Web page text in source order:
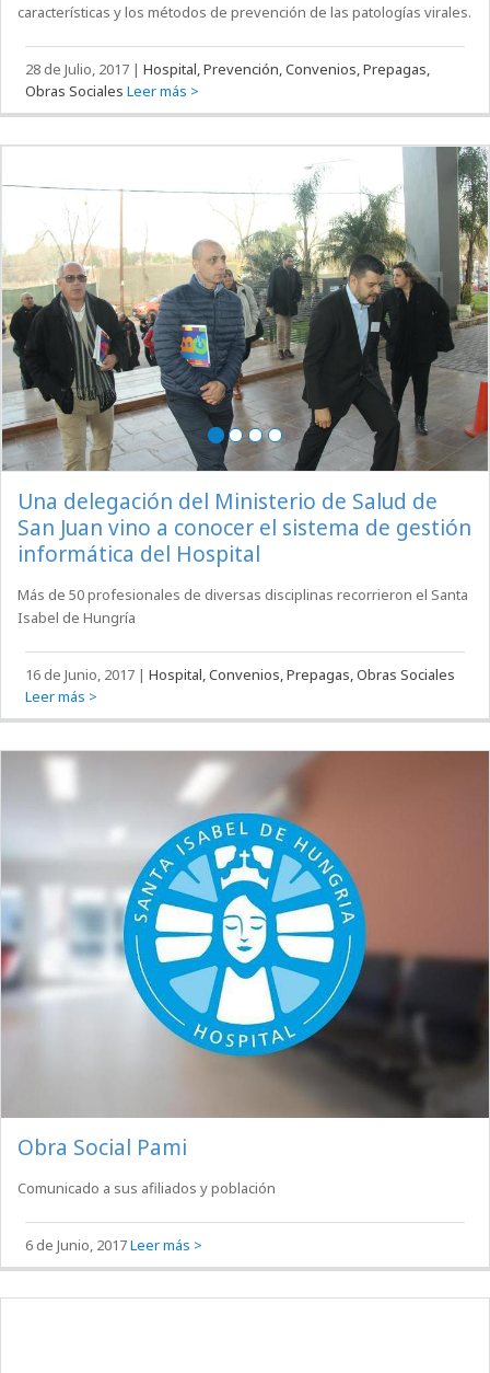
características y los métodos de prevención de las patologías virales.
28 de Julio, 2017 |Hospital, Prevención, Convenios, Prepagas,
Obras Sociales Leer más >
Una delegación del Ministerio de Salud de
San Juan vino a conocer el sistema de gestión
informática del Hospital
Más de 50 profesionales de diversas disciplinas recorrieron el Santa
Isabel de Hungría
16 de Junio, 2017 |Hospital, Convenios, Prepagas, Obras Sociales
Leer más >
Obra Social Pami
Comunicado a sus afiliados y población
6 de Junio, 2017Leer más >